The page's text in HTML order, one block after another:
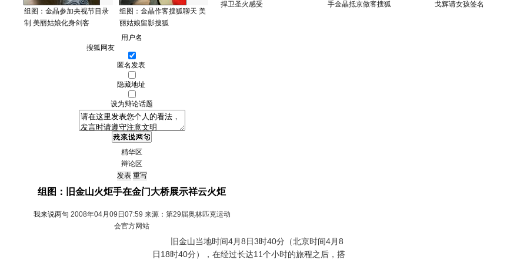
组图：金晶参加央视节目录
制 美丽姑娘化身剑客
组图：金晶作客搜狐聊天 美
丽姑娘留影搜狐
捍卫圣火感受
手金晶抵京做客搜狐
戈辉请女孩签名
用户名
匿名发表
隐藏地址
设为辩论话题
精华区
辩论区
组图：旧金山火炬手在金门大桥展示祥云火炬
我来说两句 2008年04月09日07:59 来源：第29届奥林匹克运动
会官方网站
旧金山当地时间4月8日3时40分（北京时间4月8
日18时40分），在经过长达11个小时的旅程之后，搭